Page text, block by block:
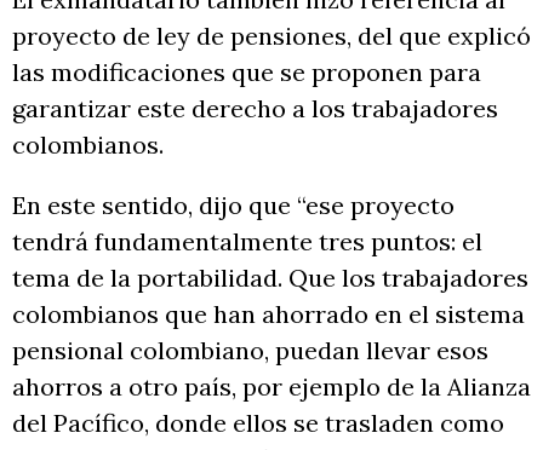
proyecto de ley de pensiones, del que explicó
las modificaciones que se proponen para
garantizar este derecho a los trabajadores
colombianos.
En este sentido, dijo que “ese proyecto
tendrá fundamentalmente tres puntos: el
tema de la portabilidad. Que los trabajadores
colombianos que han ahorrado en el sistema
pensional colombiano, puedan llevar esos
ahorros a otro país, por ejemplo de la Alianza
del Pacífico, donde ellos se trasladen como